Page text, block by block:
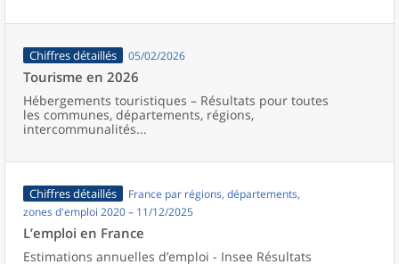
Chiffres détaillés 05/02/2026
Tourisme en 2026
Hébergements touristiques – Résultats pour toutes
les communes, départements, régions,
intercommunalités...
Chiffres détaillés
France par régions, départements,
zones d'emploi 2020 – 11/12/2025
L’emploi en France
Estimations annuelles d’emploi - Insee Résultats